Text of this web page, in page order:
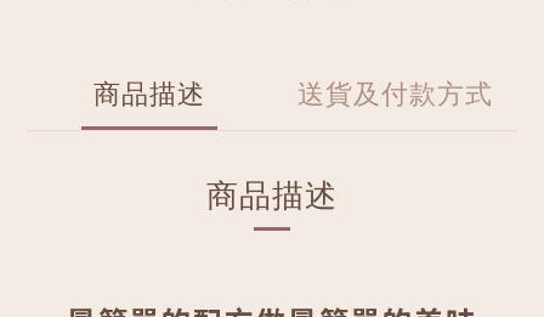
商品描述 送貨及付款方式
商品描述